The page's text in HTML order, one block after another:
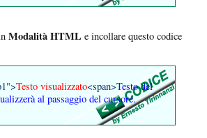
Modalità HTML e incollare questo codice
Testo visualizzato<span>Testo del
al passaggio del cursore.